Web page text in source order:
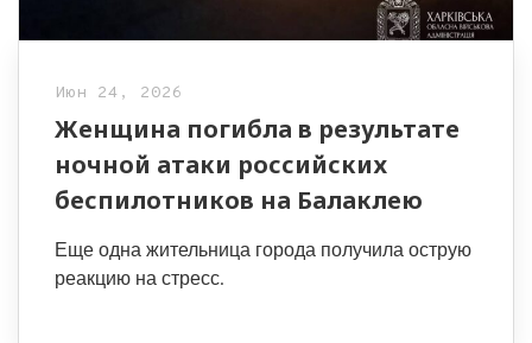
Июн 24, 2026
Женщина погибла в результате
ночной атаки российских
беспилотников на Балаклею
Еще одна жительница города получила острую
реакцию на стресс.